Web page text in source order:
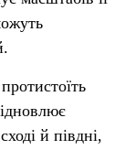
й півдні,